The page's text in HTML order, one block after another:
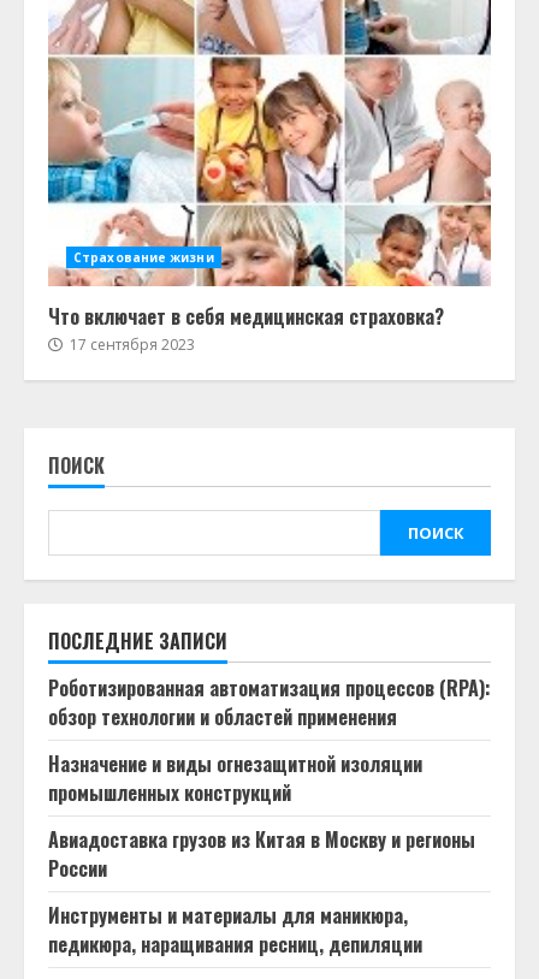
Страхование жизни
Что включает в себя медицинская страховка?
17 сентября 2023
ПОИСК
ПОИСК
ПОСЛЕДНИЕ ЗАПИСИ
Роботизированная автоматизация процессов (RPA):
обзор технологии и областей применения
Назначение и виды огнезащитной изоляции
промышленных конструкций
Авиадоставка грузов из Китая в Москву и регионы
России
Инструменты и материалы для маникюра,
педикюра, наращивания ресниц, депиляции